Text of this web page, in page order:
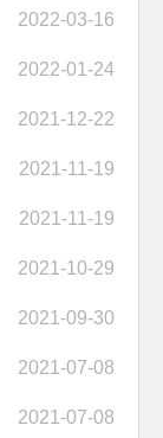
2022-03-16
2022-01-24
2021-12-22
2021-11-19
2021-11-19
2021-10-29
2021-09-30
2021-07-08
2021-07-08